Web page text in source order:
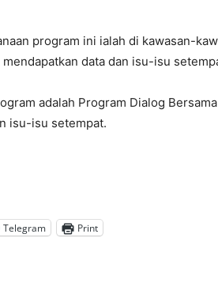
program ini ialah di kawasan-
data dan isu-isu
adalah Program Dialog
isu-isu setempat.
Telegram Print